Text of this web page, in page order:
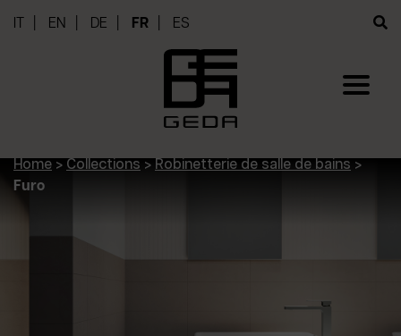
EN DE FR ES
Home > Collections > Robinetterie de salle de bains >
Furo